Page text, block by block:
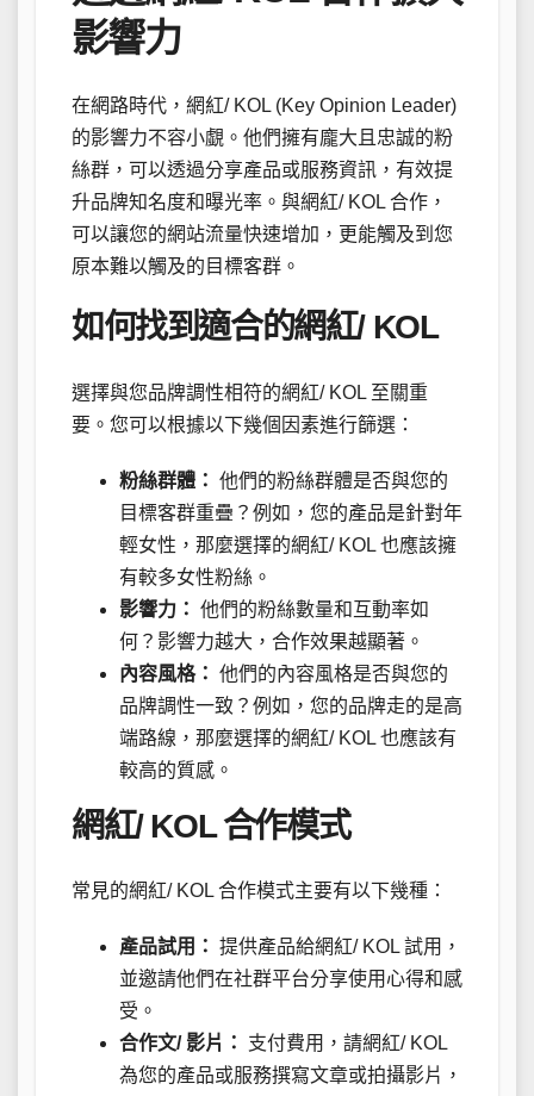
影響力
在網路時代，網紅/ KOL (Key Opinion Leader)
的影響力不容小覷。他們擁有龐大且忠誠的粉
絲群，可以透過分享產品或服務資訊，有效提
升品牌知名度和曝光率。與網紅/ KOL 合作，
可以讓您的網站流量快速增加，更能觸及到您
原本難以觸及的目標客群。
如何找到適合的網紅/ KOL
選擇與您品牌調性相符的網紅/ KOL 至關重
要。您可以根據以下幾個因素進行篩選：
粉絲群體： 他們的粉絲群體是否與您的
目標客群重疊？例如，您的產品是針對年
輕女性，那麼選擇的網紅/ KOL 也應該擁
有較多女性粉絲。
影響力： 他們的粉絲數量和互動率如
何？影響力越大，合作效果越顯著。
內容風格： 他們的內容風格是否與您的
品牌調性一致？例如，您的品牌走的是高
端路線，那麼選擇的網紅/ KOL 也應該有
較高的質感。
網紅/ KOL 合作模式
常見的網紅/ KOL 合作模式主要有以下幾種：
產品試用： 提供產品給網紅/ KOL 試用，
並邀請他們在社群平台分享使用心得和感
受。
合作文/ 影片：
支付費用，請網紅/ KOL
為您的產品或服務撰寫文章或拍攝影片，